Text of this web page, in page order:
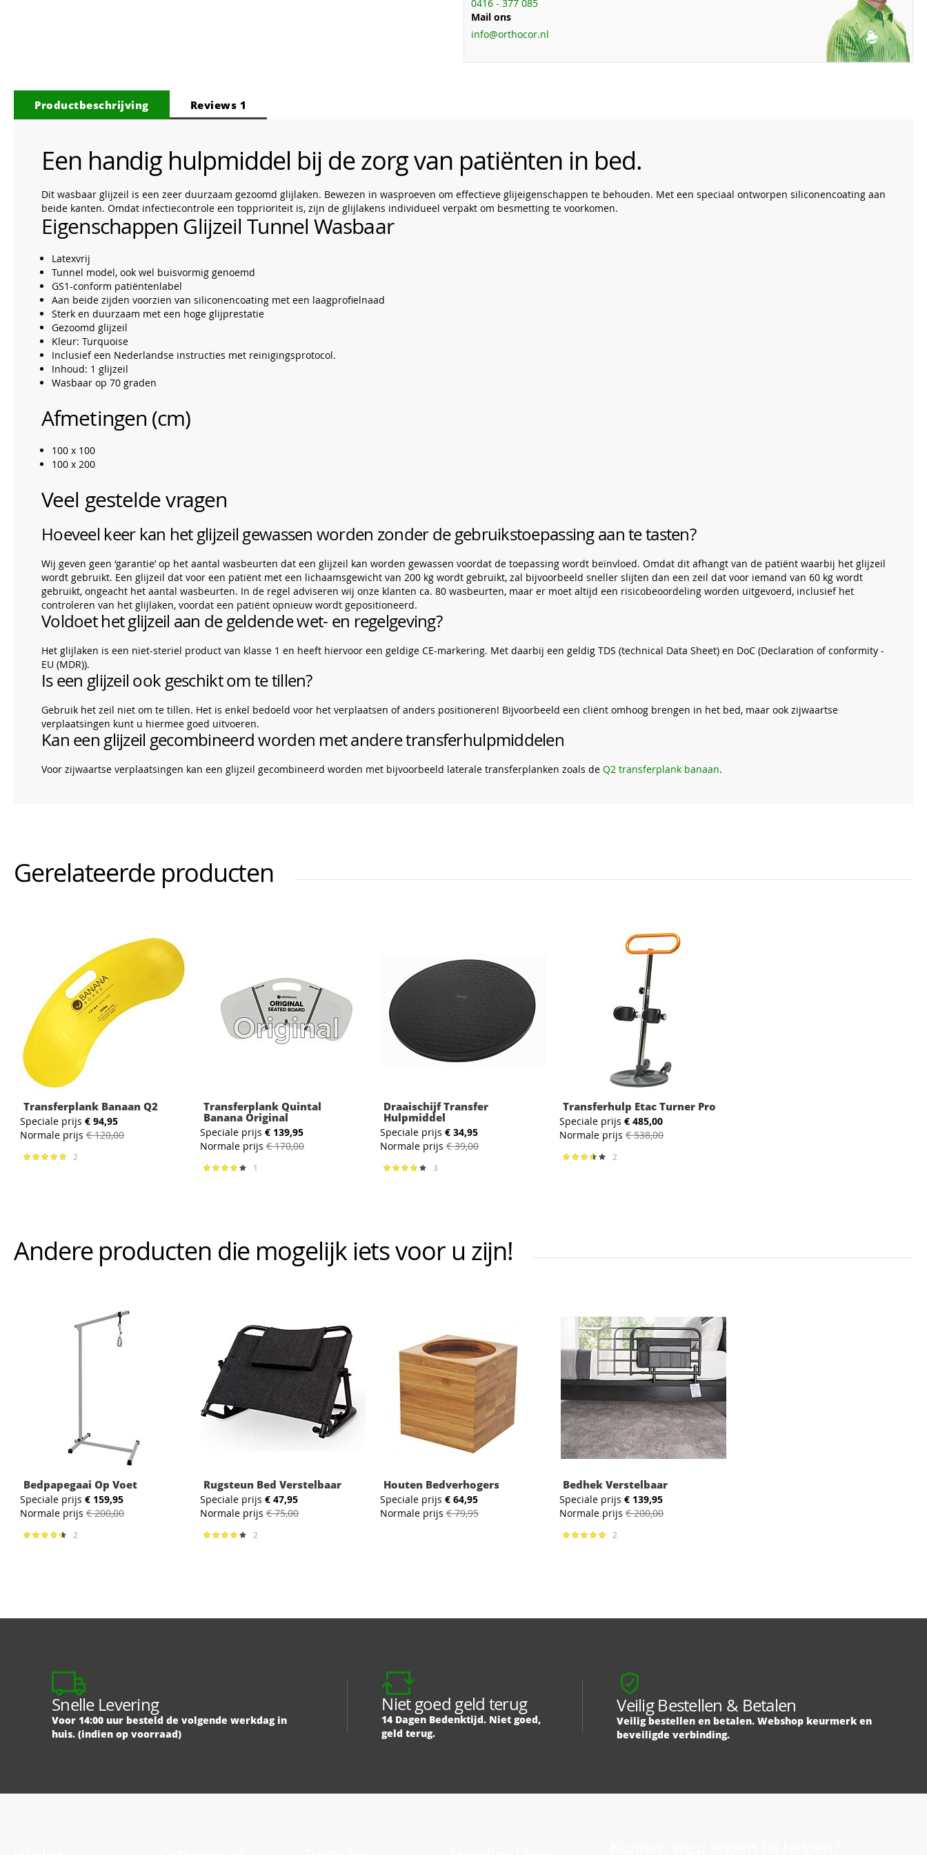
0416 - 377 085
Mail ons
info@orthocor.nl
Productbeschrijving
Een handig hulpmiddel bij de zorg van patiënten in bed.
Dit wasbaar glijzeil is een zeer duurzaam gezoomd glijlaken. Bewezen in wasproeven om effectieve glijeigenschappen te behouden. Met een speciaal ontworpen siliconencoating aan
beide kanten. Omdat infectiecontrole een topprioriteit is, zijn de glijlakens individueel verpakt om besmetting te voorkomen.
Eigenschappen Glijzeil Tunnel Wasbaar
Latexvrij
Tunnel model, ook wel buisvormig genoemd
GS1-conform patiëntenlabel
Aan beide zijden voorzien van siliconencoating met een laagprofielnaad
Sterk en duurzaam met een hoge glijprestatie
Gezoomd glijzeil
Kleur: Turquoise
Inclusief een Nederlandse instructies met reinigingsprotocol.
Inhoud: 1 glijzeil
Wasbaar op 70 graden
Afmetingen (cm)
100 x 100
100 x 200
Veel gestelde vragen
Hoeveel keer kan het glijzeil gewassen worden zonder de gebruikstoepassing aan te tasten?
Wij geven geen ‘garantie’ op het aantal wasbeurten dat een glijzeil kan worden gewassen voordat de toepassing wordt beïnvloed. Omdat dit afhangt van de patiënt waarbij het glijzeil
wordt gebruikt. Een glijzeil dat voor een patiënt met een lichaamsgewicht van 200 kg wordt gebruikt, zal bijvoorbeeld sneller slijten dan een zeil dat voor iemand van 60 kg wordt
gebruikt, ongeacht het aantal wasbeurten. In de regel adviseren wij onze klanten ca. 80 wasbeurten, maar er moet altijd een risicobeoordeling worden uitgevoerd, inclusief het
controleren van het glijlaken, voordat een patiënt opnieuw wordt gepositioneerd.
Voldoet het glijzeil aan de geldende wet- en regelgeving?
Het glijlaken is een niet-steriel product van klasse 1 en heeft hiervoor een geldige CE-markering. Met daarbij een geldig TDS (technical Data Sheet) en DoC (Declaration of conformity -
EU (MDR)).
Is een glijzeil ook geschikt om te tillen?
Gebruik het zeil niet om te tillen. Het is enkel bedoeld voor het verplaatsen of anders positioneren! Bijvoorbeeld een cliënt omhoog brengen in het bed, maar ook zijwaartse
verplaatsingen kunt u hiermee goed uitvoeren.
Kan een glijzeil gecombineerd worden met andere transferhulpmiddelen
Voor zijwaartse verplaatsingen kan een glijzeil gecombineerd worden met bijvoorbeeld laterale transferplanken zoals de Q2 transferplank banaan.
Reviews 1
Gerelateerde producten
Transferplank Banaan Q2
Speciale prijs € 94,95
Normale prijs € 120,00
Waardering:
2
Transferplank Quintal
Banana Original
Speciale prijs € 139,95
Normale prijs € 170,00
Waardering:1
Draaischijf Transfer
Hulpmiddel
Speciale prijs € 34,95
Normale prijs € 39,00
Waardering:
3
Transferhulp Etac Turner Pro
Speciale prijs € 485,00
Normale prijs € 538,00
Waardering:
2
Andere producten die mogelijk iets voor u zijn!
Bedpapegaai Op Voet
Speciale prijs € 159,95
Normale prijs € 200,00
Waardering:
2
Rugsteun Bed Verstelbaar
Speciale prijs € 47,95
Normale prijs € 75,00
Waardering:
2
Houten Bedverhogers
Speciale prijs € 64,95
Normale prijs € 79,95
Bedhek Verstelbaar
Speciale prijs € 139,95
Normale prijs € 200,00
Waardering:
2
Snelle Levering
Voor 14:00 uur besteld de volgende werkdag in
huis. (indien op voorraad)
Niet goed geld terug
14 Dagen Bedenktijd. Niet goed,
geld terug.
Veilig Bestellen & Betalen
Veilig bestellen en betalen. Webshop keurmerk en
beveiligde verbinding.